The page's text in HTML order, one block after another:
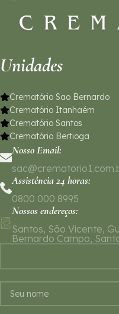
Unidades
Crematório Sao Bernardo
Crematório Itanhaém
Crematório Santos
Crematório Bertioga
Nosso Email:
Assistência 24 horas:
0800 000 8995
Nossos endereços:
Santos, São Vicente,
Bernardo Campo,